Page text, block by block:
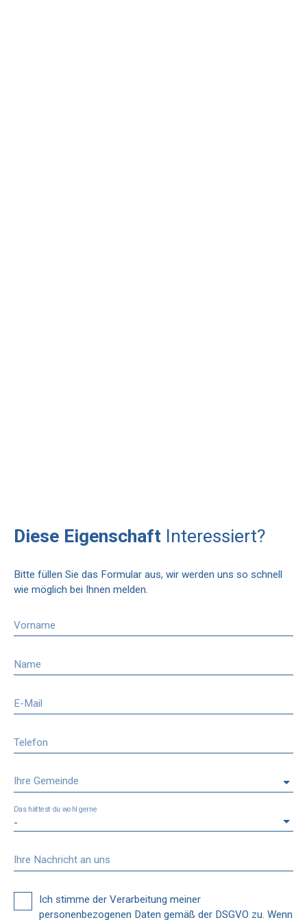
Diese Eigenschaft Interessiert?
Bitte füllen Sie das Formular aus, wir werden uns so schnell
wie möglich bei Ihnen melden.
Vorname
Name
E-Mail
Telefon
Ihre Gemeinde
-
Das hättest du wohl gerne
Ihre Nachricht an uns
Ich stimme der Verarbeitung meiner
personenbezogenen Daten gemäß der DSGVO zu. Wenn